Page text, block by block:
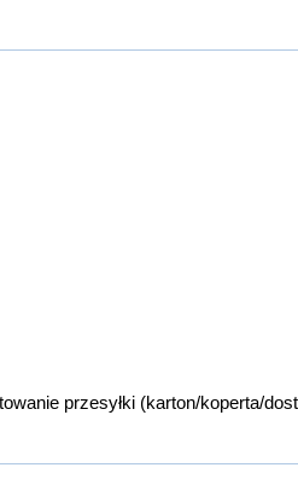
przesyłki (karton/koperta/